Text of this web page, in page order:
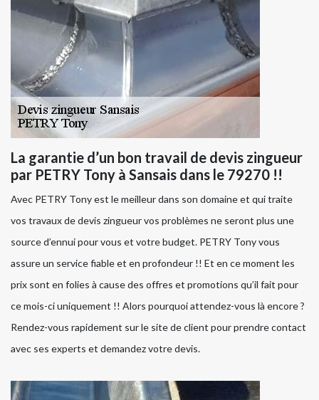
La garantie d’un bon travail de devis zingueur
par PETRY Tony à Sansais dans le 79270 !!
Avec PETRY Tony est le meilleur dans son domaine et qui traite
vos travaux de devis zingueur vos problèmes ne seront plus une
source d’ennui pour vous et votre budget. PETRY Tony vous
assure un service fiable et en profondeur !! Et en ce moment les
prix sont en folies à cause des offres et promotions qu’il fait pour
ce mois-ci uniquement !! Alors pourquoi attendez-vous là encore ?
Rendez-vous rapidement sur le site de client pour prendre contact
avec ses experts et demandez votre devis.